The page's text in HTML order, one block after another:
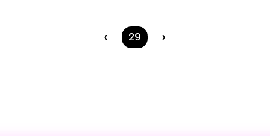
You are on page
29